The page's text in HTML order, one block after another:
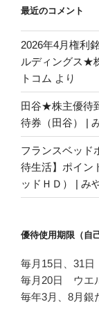
最近のコメント
2026年4月権利
ルディングス★
トコム より
田谷★株主優待
待券（田谷） |
フランスベッド
待生活】ポイン
ッドＨＤ） | み
優待使用期限（自
毎月15日、31
毎月20日 ウエ
毎年3月、8月銀